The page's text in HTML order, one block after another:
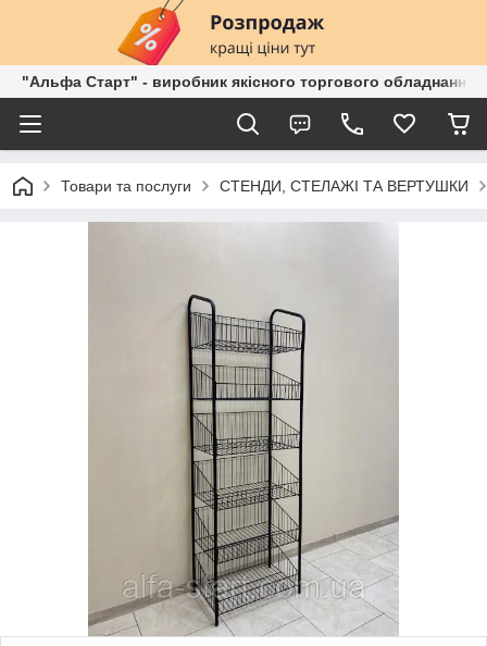
"Альфа Старт" - виробник якісного торгового обладнання
Товари та послуги СТЕНДИ, СТЕЛАЖІ ТА ВЕРТУШКИ